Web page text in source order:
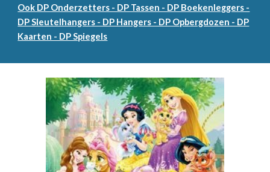
Ook DP Onderzetters - DP Tassen - DP Boekenleggers -
DP Sleutelhangers - DP Hangers - DP Opbergdozen - DP
Kaarten - DP Spiegels